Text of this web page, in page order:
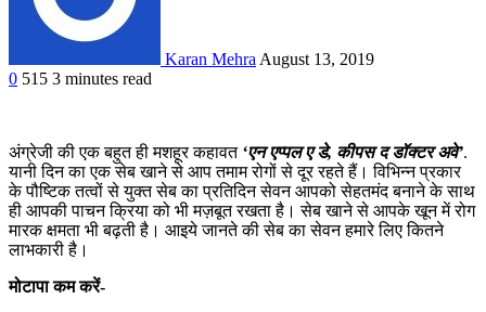
Karan Mehra August 13, 2019
0 515 3 minutes read
अंग्रेजी की एक बहुत ही मशहूर कहावत ‘एन एप्पल ए डे, कीपस द डॉक्टर अवे’.
यानी दिन का एक सेब खाने से आप तमाम रोगों से दूर रहते हैं। विभिन्न प्रकार
के पौष्टिक तत्वों से युक्त सेब का प्रतिदिन सेवन आपको सेहतमंद बनाने के साथ
ही आपकी पाचन क्रिया को भी मज़बूत रखता है। सेब खाने से आपके खून में रोग
मारक क्षमता भी बढ़ती है। आइये जानते की सेब का सेवन हमारे लिए कितने
लाभकारी है।
मोटापा कम करें-